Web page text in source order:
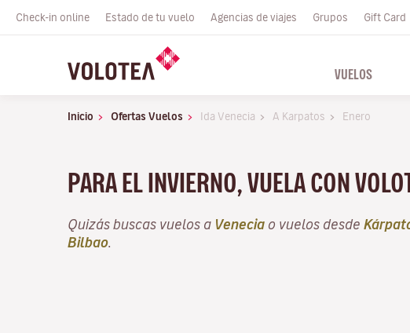
Check-in online Estado de tu vuelo Agencias de viajes Grupos Gift Card
VUELOS
Inicio Ofertas Vuelos Ida Venecia A Karpatos Enero
PARA EL INVIERNO, VUELA CON
Quizás buscas vuelos a Venecia o vuelos desde
Bilbao